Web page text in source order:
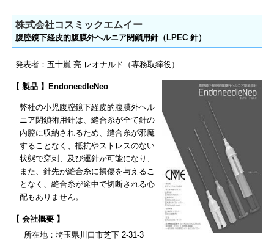
株式会社コスミックエムイー
腹腔鏡下経皮的腹膜外ヘルニア閉鎖用針（LPEC 針）
発表者：五⼗嵐 亮 レオナルド（専務取締役）
【 製品 】EndoneedleNeo
弊社の小児腹腔鏡下経皮的腹膜外ヘル
ニア閉鎖術用針は、縫合糸が全て針の
内腔に収納されるため、縫合糸が邪魔
することなく、抵抗やストレスのない
状態で穿刺、及び運針が可能になり、
また、針先が縫合糸に損傷を与えるこ
となく、縫合糸が途中で切断される心
配もありません。
【 会社概要 】
所在地：埼玉県川口市芝下 2-31-3